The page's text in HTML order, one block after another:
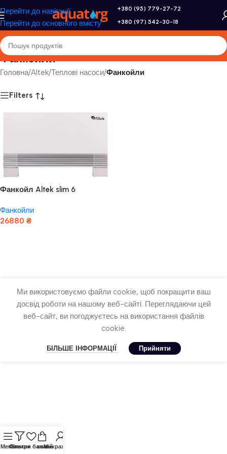
Перейти до навігації
Перейти до основного вмісту
+380 (95) 779-27-72
+380 (97) 542-30-18
Фанкойли
Головна/Altek/Теплові насоси/Фанкойли
Filters
Фанкойл Altek slim 6
Фанкойли
26880 ₴
МенюФільтри
Список бажань
кошик
Мій рахунок
Ми використовуємо файли cookie, щоб покращити ваш
досвід роботи на нашому веб-сайті. Переглядаючи цей
веб-сайт, ви погоджуєтесь на використання файлів
cookie.
БІЛЬШЕ ІНФОРМАЦІЇ Прийняти